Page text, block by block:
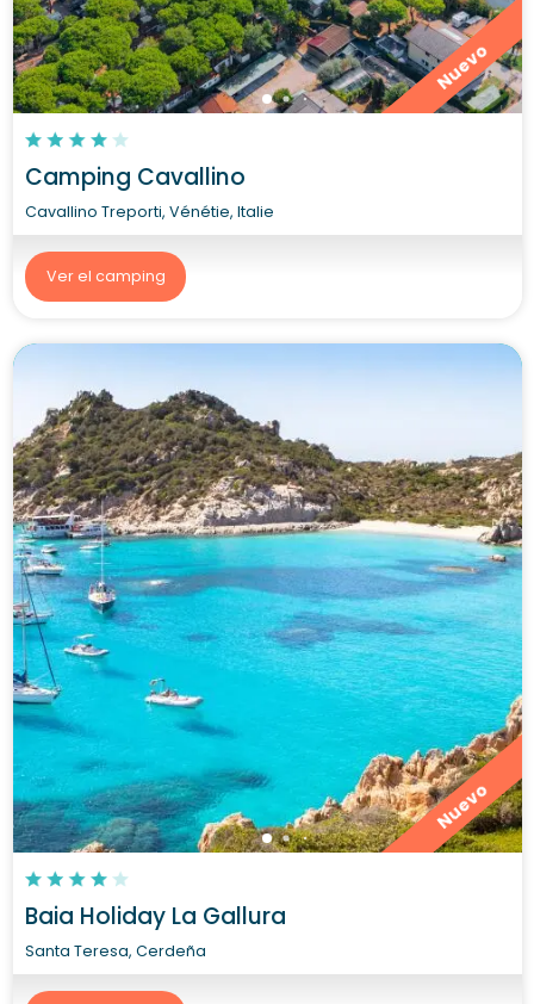
Nuevo
Camping Cavallino
Cavallino Treporti, Vénétie, Italie
Ver el camping
Nuevo
Baia Holiday La Gallura
Santa Teresa, Cerdeña